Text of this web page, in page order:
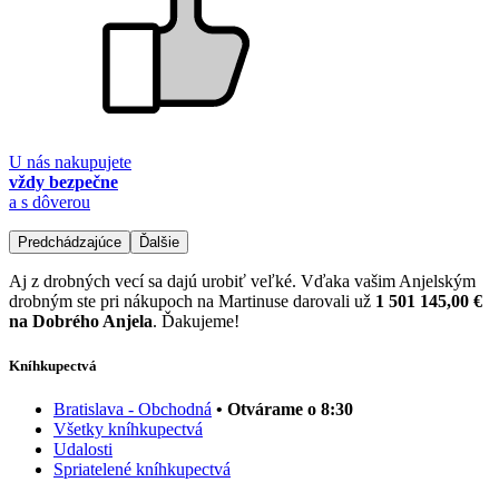
U nás nakupujete
vždy bezpečne
a s dôverou
Predchádzajúce Ďalšie
Aj z drobných vecí sa dajú urobiť veľké. Vďaka vašim Anjelským
drobným ste pri nákupoch na Martinuse darovali už 1 501 145,00 €
na Dobrého Anjela. Ďakujeme!
Kníhkupectvá
Bratislava - Obchodná • Otvárame o 8:30
Všetky kníhkupectvá
Udalosti
Spriatelené kníhkupectvá